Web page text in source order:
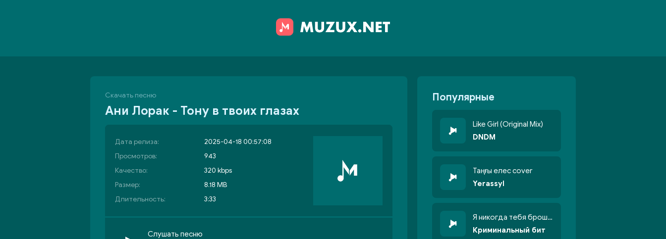
Скачать песню
Ани Лорак - Тону в твоих глазах
Дата релиза:
2025-04-18 00:57:08
Просмотров:
943
Качество:
320 kbps
Размер:
8.18 MB
Длительность:
3:33
Слушать песню
Популярные
Like Girl (Original Mix)
DNDM
Таңғы елес cover
Yerassyl
Я никогда тебя брошу никогда не кину
Криминальный бит